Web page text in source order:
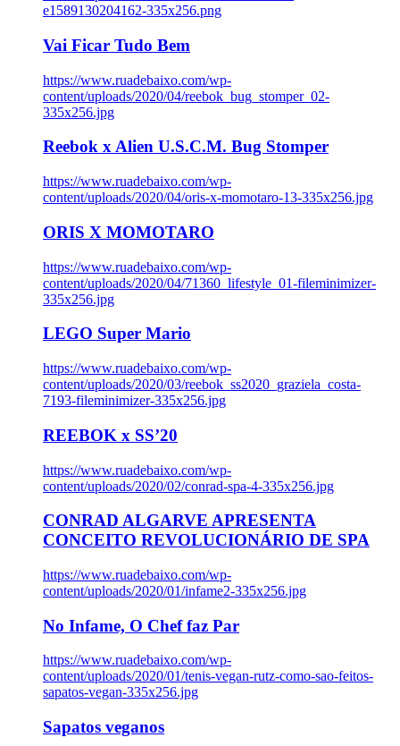
e1589130204162-335x256.png
Vai Ficar Tudo Bem
https://www.ruadebaixo.com/wp-
content/uploads/2020/04/reebok_bug_stomper_02-
335x256.jpg
Reebok x Alien U.S.C.M. Bug Stomper
https://www.ruadebaixo.com/wp-
content/uploads/2020/04/oris-x-momotaro-13-335x256.jpg
ORIS X MOMOTARO
https://www.ruadebaixo.com/wp-
content/uploads/2020/04/71360_lifestyle_01-fileminimizer-
335x256.jpg
LEGO Super Mario
https://www.ruadebaixo.com/wp-
content/uploads/2020/03/reebok_ss2020_graziela_costa-
7193-fileminimizer-335x256.jpg
REEBOK x SS’20
https://www.ruadebaixo.com/wp-
content/uploads/2020/02/conrad-spa-4-335x256.jpg
CONRAD ALGARVE APRESENTA
CONCEITO REVOLUCIONÁRIO DE SPA
https://www.ruadebaixo.com/wp-
content/uploads/2020/01/infame2-335x256.jpg
No Infame, O Chef faz Par
https://www.ruadebaixo.com/wp-
content/uploads/2020/01/tenis-vegan-rutz-como-sao-feitos-
sapatos-vegan-335x256.jpg
Sapatos veganos